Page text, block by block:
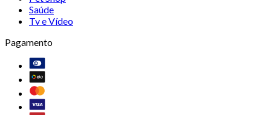
Saúde
Tv e Vídeo
Pagamento